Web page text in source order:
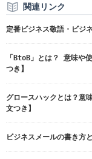
関連リンク
定番ビジネス敬語・ビジ
「BtoB」とは？ 意味や
つき】
グロースハックとは？意
文つき】
ビジネスメールの書き方